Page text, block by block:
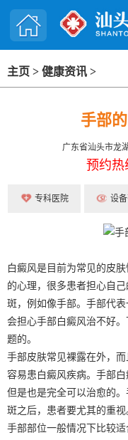
主页 > 健康资讯 >
手部
广东省汕头市龙
预约热
专科医院 设
白癜风是目前为常见的皮
的心理，很多患者担心自
斑，例如像手部。手部代
会担心手部白癜风治不好
题的。
手部皮肤常见裸露在外，
容易患白癜风疾病。手部
但是也是完全可以治愈的
斑之后，患者要尤其的重视
手部部位一般情况下比较